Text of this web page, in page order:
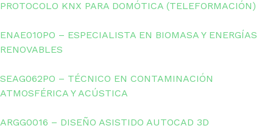
PROTOCOLO KNX PARA DOMÓTICA (TELEFORMACIÓN)
ENAE010PO – ESPECIALISTA EN BIOMASA Y ENERGÍAS
RENOVABLES
SEAG062PO – TÉCNICO EN CONTAMINACIÓN
ATMOSFÉRICA Y ACÚSTICA
ARGG0016 – DISEÑO ASISTIDO AUTOCAD 3D